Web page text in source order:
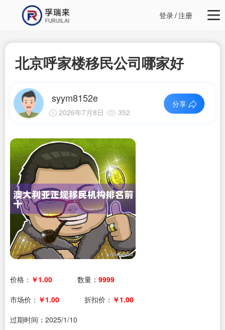
登录/注册
北京呼家楼移民公司哪家好
syym8152e
2026年7月8日 352
分享
价格： ￥1.00 数量： 9999
市场价： ￥1.00 折扣价： ￥1.00
过期时间： 2025/1/10